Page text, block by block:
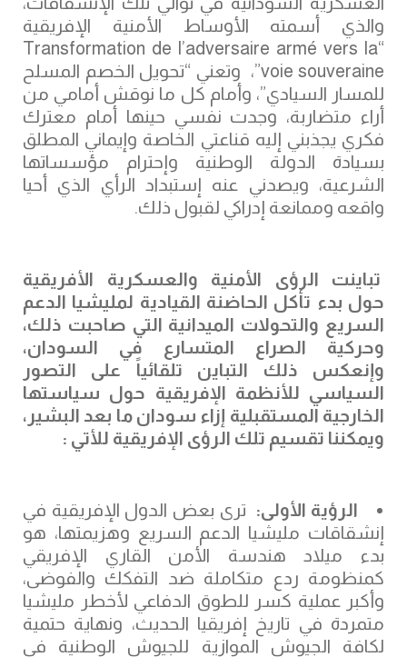
والذي أسمته الأوساط الأمنية الإفريقية
“Transformation de l’adversaire armé vers la
voie souveraine”، وتعني “تحويل الخصم المسلح
للمسار السيادي”، وأمام كل ما نوقش أمامي من
أراء متضاربة، وجدت نفسي حينها أمام معترك
فكري يجذبني إليه قناعتي الخاصة وإيماني المطلق
بسيادة الدولة الوطنية وإحترام مؤسساتها
الشرعية، ويصدني عنه إستبداد الرأي الذي أحيا
واقعه وممانعة إدراكي لقبول ذلك.
تباينت الرؤى الأمنية والعسكرية الأفريقية
حول بدء تأكل الحاضنة القيادية لمليشيا الدعم
السريع والتحولات الميدانية التي صاحبت ذلك،
وحركية الصراع المتسارع في السودان،
وإنعكس ذلك التباين تلقائياً على التصور
السياسي للأنظمة الإفريقية حول سياستها
الخارجية المستقبلية إزاء سودان ما بعد البشير،
ويمكننا تقسيم تلك الرؤى الإفريقية للأتي :
الرؤية الأولى: ترى بعض الدول الإفريقية في
إنشقاقات مليشيا الدعم السريع وهزيمتها، هو
بدء ميلاد هندسة الأمن القاري الإفريقي
كمنظومة ردع متكاملة ضد التفكك والفوضى،
وأكبر عملية كسر للطوق الدفاعي لأخطر مليشيا
متمردة في تاريخ إفريقيا الحديث، ونهاية حتمية
لكافة الجيوش الموازية للجيوش الوطنية في